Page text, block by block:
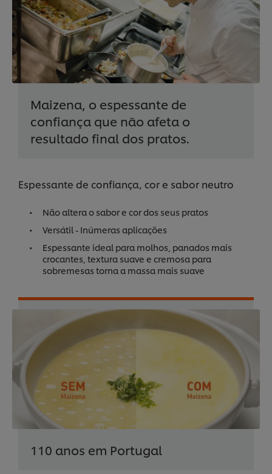
Maizena, o espessante de
confiança que não afeta o
resultado final dos pratos.
Espessante de confiança, cor e sabor neutro
Não altera o sabor e cor dos seus pratos
Versátil - Inúmeras aplicações
Espessante ideal para molhos, panados mais
crocantes, textura suave e cremosa para
sobremesas torna a massa mais suave
110 anos em Portugal